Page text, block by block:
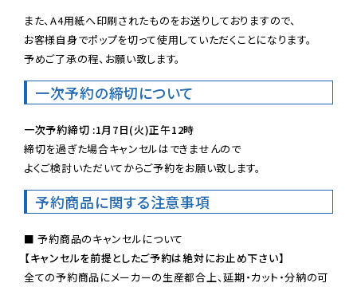
また、A4用紙へ印刷されたものをお送りしておりますので、
お客様自身でポップを切って使用していただくことになります。
予めご了承の程、お願い致します。
一次予約の締切について
一次予約締切 :1月7日(火)正午12時
締切を過ぎた場合キャンセルはできませんので
よくご検討いただいてからご予約をお願い致します。
予約商品に関する注意事項
【キャンセルを前提としたご予約は絶対にお止め下さい】
全ての予約商品にメーカーの生産都合上、延期・カット・分納の可